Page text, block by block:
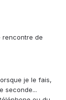
rencontre de
je le fais,
seconde...